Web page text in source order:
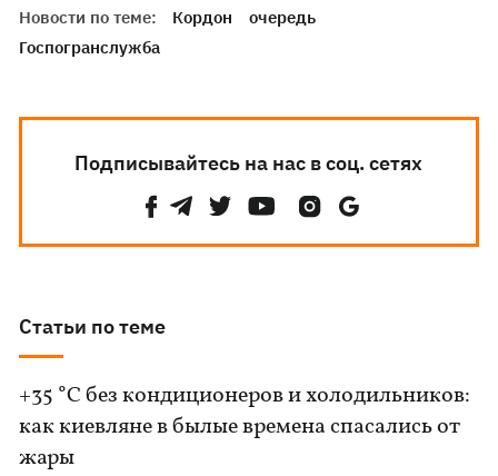
Новости по теме: Кордон
очередь
Госпогранслужба
Подписывайтесь на нас в соц. сетях
Статьи по теме
+35 °C без кондиционеров и холодильников:
как киевляне в былые времена спасались от
жары